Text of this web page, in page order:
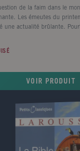
de la faim dans le
Les émeutes du
une actualité brûlante.
et la crise financière des
passer au second plan
alimentaire. Que les
le dessus: faire rouler
), produire en
( OGM ), se
qui font chuter les prix
mondiaux... La faim
VOIR PRODUIT